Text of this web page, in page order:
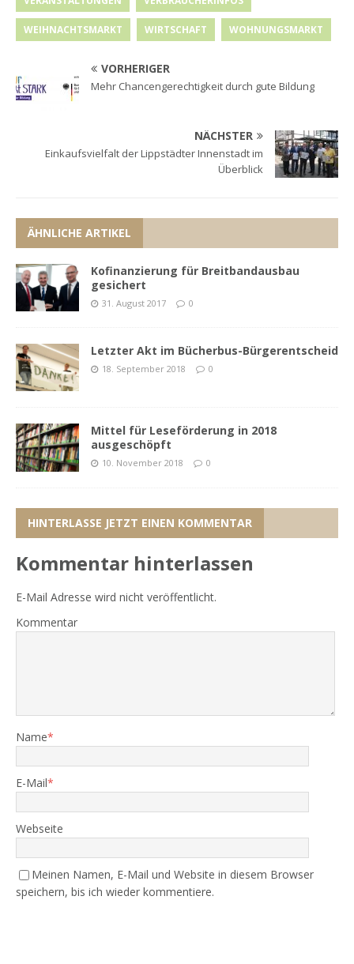
WEIHNACHTSMARKT WIRTSCHAFT WOHNUNGSMARKT
VORHERIGER
Mehr Chancengerechtigkeit durch gute Bildung
NÄCHSTER
Einkaufsvielfalt der Lippstädter Innenstadt im
Überblick
ÄHNLICHE ARTIKEL
Kofinanzierung für Breitbandausbau
gesichert
31. August 2017 0
Letzter Akt im Bücherbus-Bürgerentscheid
18. September 2018 0
Mittel für Leseförderung in 2018
ausgeschöpft
10. November 2018 0
HINTERLASSE JETZT EINEN KOMMENTAR
Kommentar hinterlassen
E-Mail Adresse wird nicht veröffentlicht.
Kommentar
Name*
E-Mail*
Webseite
Meinen Namen, E-Mail und Website in diesem Browser
speichern, bis ich wieder kommentiere.